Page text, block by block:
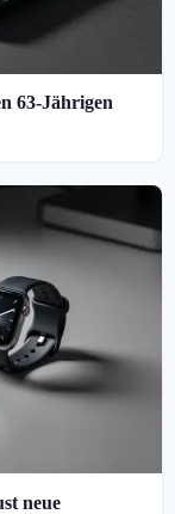
63-Jährigen
neue